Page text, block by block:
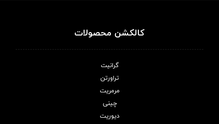
کالکشن محصولات
گرانیت
تراورتن
مرمریت
چینی
دیوریت